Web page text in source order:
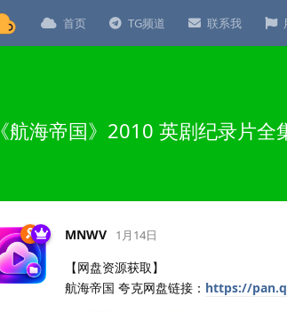
首页 TG频道 联系我
《航海帝国》2010 英剧纪录片
MNWV 1月14日
【网盘资源获取】
航海帝国 夸克网盘链接： https://